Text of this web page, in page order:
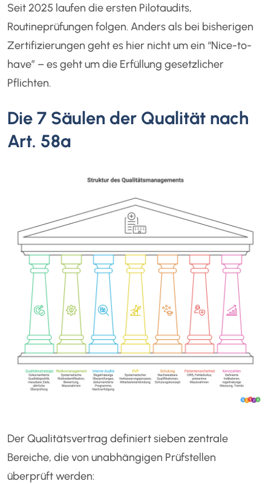
Seit 2025 laufen die ersten Pilotaudits,
Routineprüfungen folgen. Anders als bei bisherigen
Zertifizierungen geht es hier nicht um ein “Nice-to-
have” – es geht um die Erfüllung gesetzlicher
Pflichten.
Die 7 Säulen der Qualität nach
Art. 58a
Der Qualitätsvertrag definiert sieben zentrale
Bereiche, die von unabhängigen Prüfstellen
überprüft werden: